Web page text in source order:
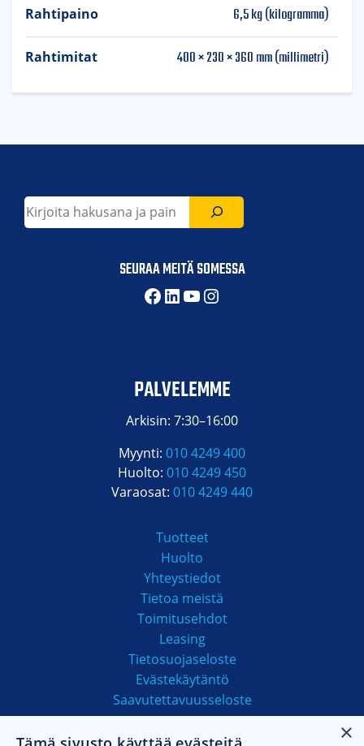
Rahtipaino 6,5 kg (kilogramma)
Rahtimitat 400 × 230 × 360 mm (millimetri)
Etsi
SEURAA MEITÄ SOMESSA
Facebook
LinkedIn
YouTube
Instagram
PALVELEMME
Arkisin: 7:30–16:00
Myynti: 010 4249 400
Huolto: 010 4249 450
Varaosat: 010 4249 440
Tuotteet
Huolto
Yhteystiedot
Tietoa meistä
Toimitusehdot
Leasing
Tietosuojaseloste
Evästekäytäntö
Saavutettavuusseloste
×